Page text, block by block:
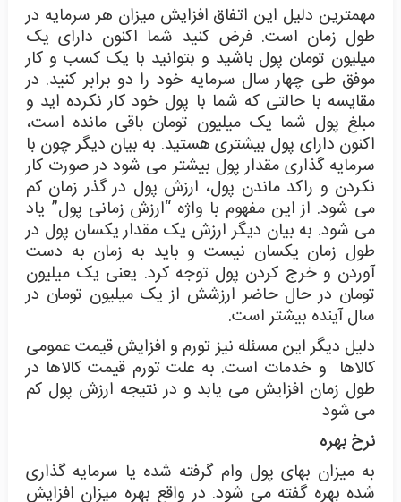
مهمترین دلیل این اتفاق افزایش میزان هر سرمایه در
طول زمان است. فرض کنید شما اکنون دارای یک
میلیون تومان پول باشید و بتوانید با یک کسب و کار
موفق طی چهار سال سرمایه خود را دو برابر کنید. در
مقایسه با حالتی که شما با پول خود کار نکرده اید و
مبلغ پول شما یک میلیون تومان باقی مانده است،
اکنون دارای پول بیشتری هستید. به بیان دیگر چون با
سرمایه گذاری مقدار پول بیشتر می شود در صورت کار
نکردن و راکد ماندن پول، ارزش پول در گذر زمان کم
می شود. از این مفهوم با واژه “ارزش زمانی پول” یاد
می شود. به بیان دیگر ارزش یک مقدار یکسان پول در
طول زمان یکسان نیست و باید به زمان به دست
آوردن و خرج کردن پول توجه کرد. یعنی یک میلیون
تومان در حال حاضر ارزشش از یک میلیون تومان در
سال آینده بیشتر است.
دلیل دیگر این مسئله نیز تورم و افزایش قیمت عمومی
کالاها و خدمات است. به علت تورم قیمت کالاها در
طول زمان افزایش می یابد و در نتیجه ارزش پول کم
می شود
نرخ بهره
به میزان بهای پول وام گرفته شده یا سرمایه گذاری
شده بهره گفته می شود. در واقع بهره میزان افزایش